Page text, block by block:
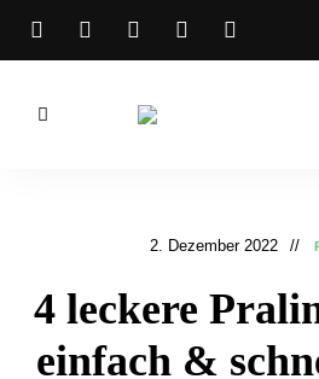
Backrezepte
Kochrezepte
2. Dezember 2022
4 leckere
einfach &